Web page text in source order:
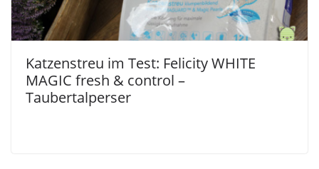
Katzenstreu im Test: Felicity WHITE
MAGIC fresh & control –
Taubertalperser